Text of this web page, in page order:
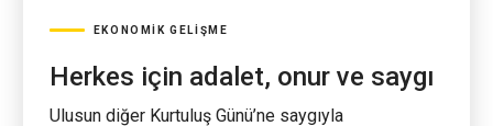
EKONOMIK GELIŞME
Herkes için adalet, onur ve saygı
Ulusun diğer Kurtuluş Günü’ne saygıyla